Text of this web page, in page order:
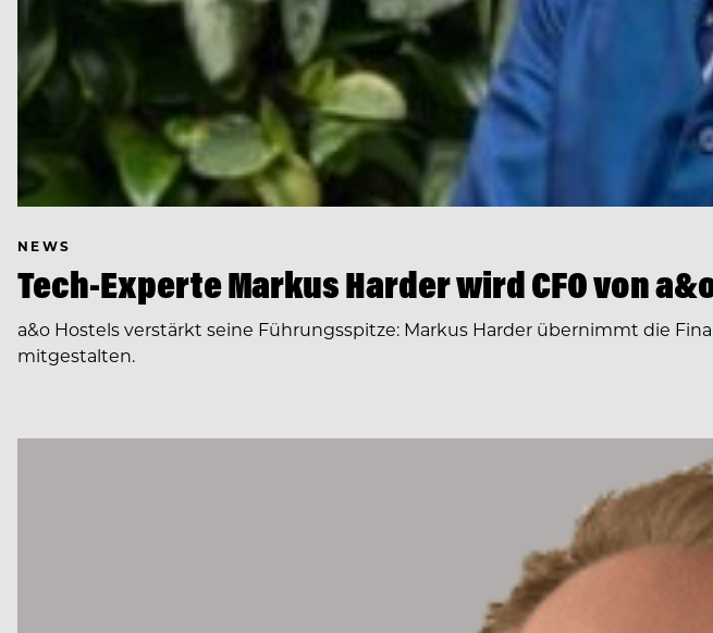
NEWS
Tech-Experte Markus Harder wird CFO von
a&o Hostels verstärkt seine Führungsspitze: Markus Harder übernimmt die
mitgestalten.